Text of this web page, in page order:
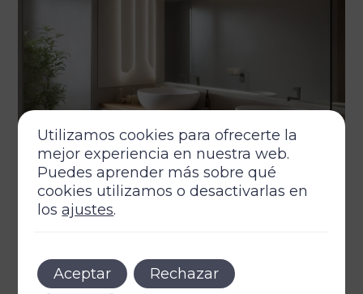
Autor Tags septiembre 13, 2025
7 min de lectura
Utilizamos cookies para ofrecerte la
mejor experiencia en nuestra web.
Puedes aprender más sobre qué
cookies utilizamos o desactivarlas en
losajustes.
Aceptar
Rechazar